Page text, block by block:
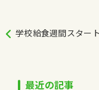
学校給食週間スタート
最近の記事